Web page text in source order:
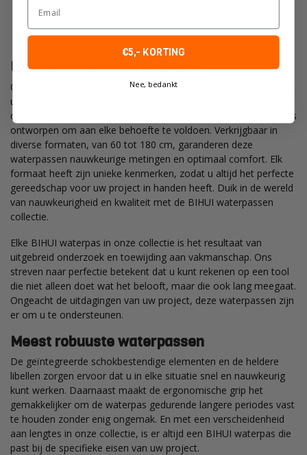
BIHUI Waterpassen Collectie
Ontdek de veelzijdigheid van de BIHUI waterpassen collectie. Of
u nu op zoek bent naar precisie voor fijne klussen of robuuste
duurzaamheid voor zwaardere taken, onze reeks waterpassen is
ontworpen om aan elke behoefte te voldoen. Verkrijgbaar in
diverse formaten, van 60 tot 180 cm, garanderen deze
waterpassen nauwkeurige metingen en optimaal comfort. Elk
formaat heeft zijn unieke kenmerken, zodat u altijd het perfecte
gereedschap voor uw project in handen heeft. Duik in de wereld
van nauwkeurigheid en kwaliteit met de BIHUI waterpassen
collectie.
Elke BIHUI waterpas in onze collectie is het resultaat van
uitgebreid onderzoek en toewijding aan vakmanschap. Ons
streven naar perfectie betekent dat u kunt rekenen op een tool
die niet alleen doet wat het belooft, maar die ook lang meegaat.
Ongeacht de uitdagingen van uw project, deze waterpassen zijn
er om u te ondersteunen.
Meest robuuste waterpassen
De geïntegreerde schokbestendige elementen en de heldere
libellen zorgen ervoor dat u in elke situatie snel en nauwkeurig
kunt werken. Daarnaast maakt de ergonomische grip het
gemakkelijker om de waterpas gedurende langere periodes vast
te houden zonder enig ongemak. En met een verscheidenheid
aan lengtes in onze collectie, is er altijd een BIHUI waterpas die
past bij de specifieke eisen van uw project.
€5,- KORTING
Nee, bedankt